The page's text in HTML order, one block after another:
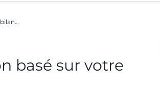
basé sur votre